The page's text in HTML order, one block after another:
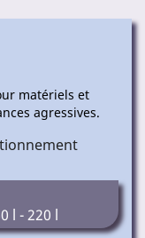
matériels et
agressives.
l - 220 l